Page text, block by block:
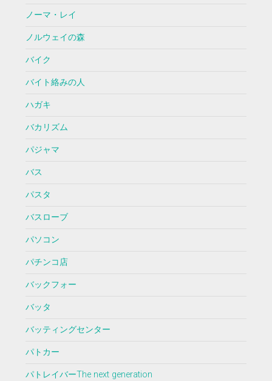
ノーマ・レイ
ノルウェイの森
バイク
バイト絡みの人
ハガキ
バカリズム
パジャマ
バス
パスタ
バスローブ
パソコン
パチンコ店
バックフォー
バッタ
バッティングセンター
パトカー
パトレイバーThe next generation